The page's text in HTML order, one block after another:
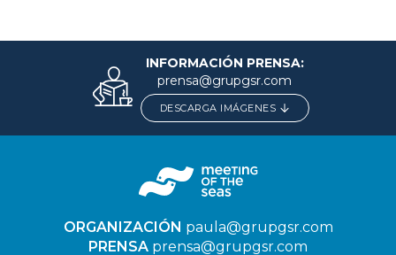
INFORMACIÓN PRENSA:
prensa@grupgsr.com
DESCARGA IMÁGENES
ORGANIZACIÓN paula@grupgsr.com
PRENSA prensa@grupgsr.com